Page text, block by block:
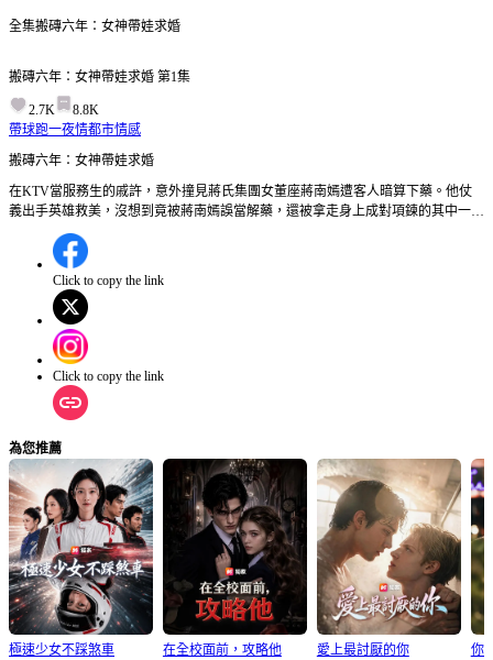
全集搬磚六年：女神帶娃求婚
搬磚六年：女神帶娃求婚 第1集
2.7K
8.8K
帶球跑一夜情都市情感
搬磚六年：女神帶娃求婚
在KTV當服務生的戚許，意外撞見蔣氏集團女董座蔣南嫣遭客人暗算下藥。他仗
義出手英雄救美，沒想到竟被蔣南嫣誤當解藥，還被拿走身上成對項鍊的其中一條
當信物。六年過去，為籌錢治療植物人養母的醫藥費，戚許隻身來到蔣氏集團旗下
的工地搬磚討生活，還總被工友們打趣嘲笑是光棍漢。誰知某天，蔣南嫣竟帶著一
個團寶萌娃前來工地視察，團寶一眼就瞄見戚許頸間的項鍊，當場興奮地衝上前大
聲喊他——爸爸！
Click to copy the link
Click to copy the link
為您推薦
極速少女不踩煞車
在全校面前，攻略他
愛上最討厭的你
你